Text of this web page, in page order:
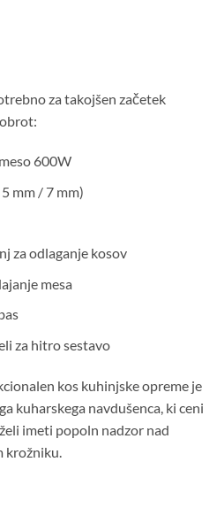
za takojšen začetek
600W
mm / 7 mm)
za odlaganje kosov
mesa
za hitro sestavo
kos kuhinjske opreme je
kuharskega navdušenca, ki ceni
imeti popoln nadzor nad
krožniku.